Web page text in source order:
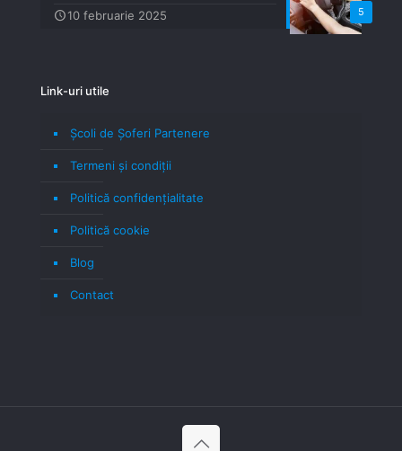
5
10 februarie 2025
Link-uri utile
Școli de Șoferi Partenere
Termeni şi condiţii
Politică confidenţialitate
Politică cookie
Blog
Contact